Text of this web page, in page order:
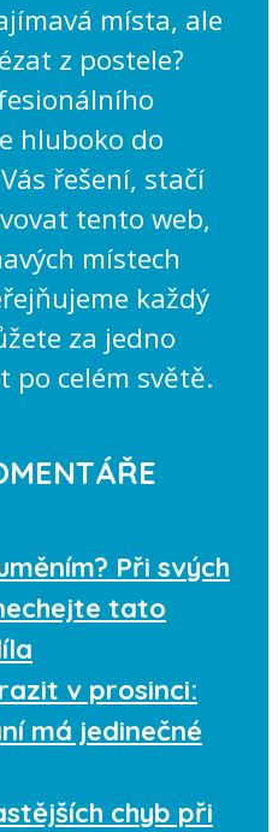
místa, ale
z postele?
hluboko do
řešení, stačí
tento web,
místech
každý
za jedno
po celém světě.
Při svých
tato
v prosinci:
má jedinečné
chyb při